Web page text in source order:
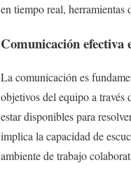
en tiempo real, herramientas
Comunicación efectiva
La comunicación es
objetivos del equipo a
estar disponibles para
implica la capacidad de
ambiente de trabajo